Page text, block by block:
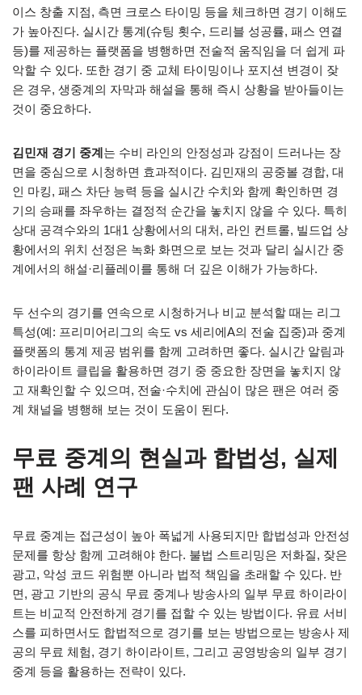
이스 창출 지점, 측면 크로스 타이밍 등을 체크하면 경기 이해도
가 높아진다. 실시간 통계(슈팅 횟수, 드리블 성공률, 패스 연결
등)를 제공하는 플랫폼을 병행하면 전술적 움직임을 더 쉽게 파
악할 수 있다. 또한 경기 중 교체 타이밍이나 포지션 변경이 잦
은 경우, 생중계의 자막과 해설을 통해 즉시 상황을 받아들이는
것이 중요하다.
김민재 경기 중계는 수비 라인의 안정성과 강점이 드러나는 장
면을 중심으로 시청하면 효과적이다. 김민재의 공중볼 경합, 대
인 마킹, 패스 차단 능력 등을 실시간 수치와 함께 확인하면 경
기의 승패를 좌우하는 결정적 순간을 놓치지 않을 수 있다. 특히
상대 공격수와의 1대1 상황에서의 대처, 라인 컨트롤, 빌드업 상
황에서의 위치 선정은 녹화 화면으로 보는 것과 달리 실시간 중
계에서의 해설·리플레이를 통해 더 깊은 이해가 가능하다.
두 선수의 경기를 연속으로 시청하거나 비교 분석할 때는 리그
특성(예: 프리미어리그의 속도 vs 세리에A의 전술 집중)과 중계
플랫폼의 통계 제공 범위를 함께 고려하면 좋다. 실시간 알림과
하이라이트 클립을 활용하면 경기 중 중요한 장면을 놓치지 않
고 재확인할 수 있으며, 전술·수치에 관심이 많은 팬은 여러 중
계 채널을 병행해 보는 것이 도움이 된다.
무료 중계의 현실과 합법성, 실제
팬 사례 연구
무료 중계는 접근성이 높아 폭넓게 사용되지만 합법성과 안전성
문제를 항상 함께 고려해야 한다. 불법 스트리밍은 저화질, 잦은
광고, 악성 코드 위험뿐 아니라 법적 책임을 초래할 수 있다. 반
면, 광고 기반의 공식 무료 중계나 방송사의 일부 무료 하이라이
트는 비교적 안전하게 경기를 접할 수 있는 방법이다. 유료 서비
스를 피하면서도 합법적으로 경기를 보는 방법으로는 방송사 제
공의 무료 체험, 경기 하이라이트, 그리고 공영방송의 일부 경기
중계 등을 활용하는 전략이 있다.